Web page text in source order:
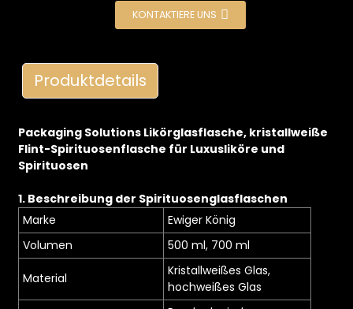
KONTAKTIERE UNS
Produktdetails
Packaging Solutions Likörglasflasche, kristallweiße
Flint-Spirituosenflasche für Luxusliköre und
Spirituosen
1. Beschreibung der Spirituosenglasflaschen
Marke
Ewiger König
Volumen
500 ml, 700 ml
Material
Kristallweißes Glas,
hochweißes Glas